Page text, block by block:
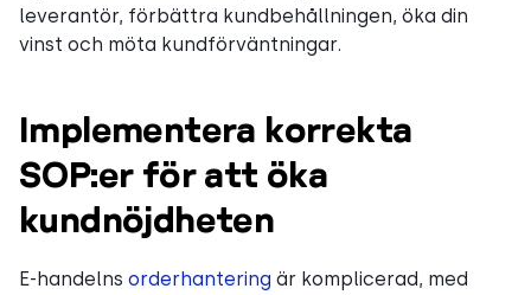
leverantör, förbättra kundbehållningen, öka din
vinst och möta kundförväntningar.
Implementera korrekta
SOP:er för att öka
kundnöjdheten
E-handelns orderhantering är komplicerad, med